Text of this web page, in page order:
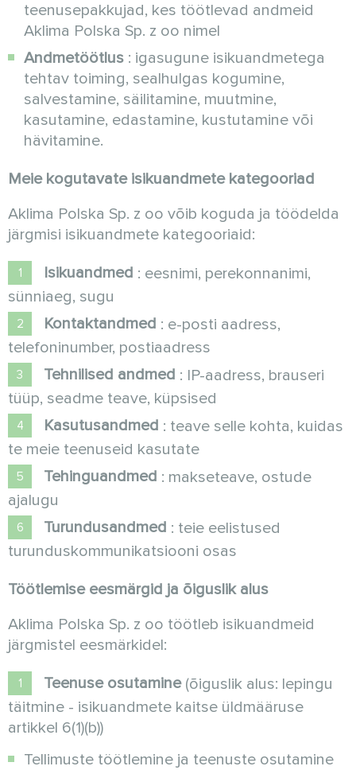
teenusepakkujad, kes töötlevad andmeid
Aklima Polska Sp. z oo nimel
Andmetöötlus : igasugune isikuandmetega
tehtav toiming, sealhulgas kogumine,
salvestamine, säilitamine, muutmine,
kasutamine, edastamine, kustutamine või
hävitamine.
Meie kogutavate isikuandmete kategooriad
Aklima Polska Sp. z oo võib koguda ja töödelda
järgmisi isikuandmete kategooriaid:
Isikuandmed : eesnimi, perekonnanimi,
sünniaeg, sugu
Kontaktandmed : e-posti aadress,
telefoninumber, postiaadress
Tehnilised andmed : IP-aadress, brauseri
tüüp, seadme teave, küpsised
Kasutusandmed : teave selle kohta, kuidas
te meie teenuseid kasutate
Tehinguandmed : makseteave, ostude
ajalugu
Turundusandmed : teie eelistused
turunduskommunikatsiooni osas
Töötlemise eesmärgid ja õiguslik alus
Aklima Polska Sp. z oo töötleb isikuandmeid
järgmistel eesmärkidel:
Teenuse osutamine(õiguslik alus: lepingu
täitmine - isikuandmete kaitse üldmääruse
artikkel 6(1)(b))
Tellimuste töötlemine ja teenuste osutamine